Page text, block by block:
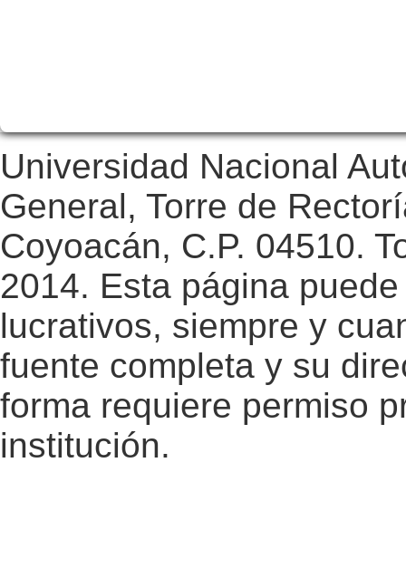
Universidad Nacional
General, Torre de
Coyoacán, C.P. 04510.
2014. Esta página
lucrativos, siempre y
fuente completa y su
forma requiere permiso
institución.